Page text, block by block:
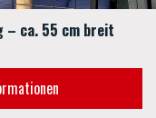
– ca. 55 cm breit